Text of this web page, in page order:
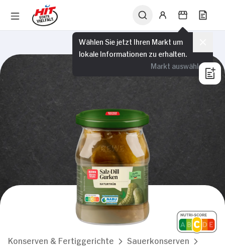
Wählen Sie jetzt Ihren Markt um
lokale Informationen zu erhalten.
Markt auswählen
Konserven & Fertiggerichte
Sauerkonserven